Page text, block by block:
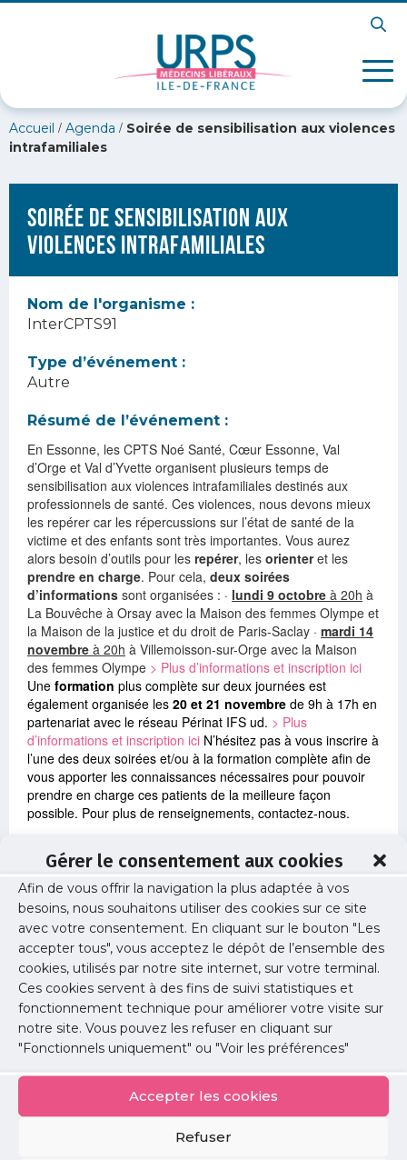
Gérer le consentement aux cookies
Afin de vous offrir la navigation la plus adaptée à vos
besoins, nous souhaitons utiliser des cookies sur ce site
avec votre consentement. En cliquant sur le bouton "Les
accepter tous", vous acceptez le dépôt de l’ensemble des
cookies, utilisés par notre site internet, sur votre terminal.
Ces cookies servent à des fins de suivi statistiques et
fonctionnement technique pour améliorer votre visite sur
notre site. Vous pouvez les refuser en cliquant sur
"Fonctionnels uniquement" ou "Voir les préférences"
Accepter les cookies
Refuser
Accueil / Agenda / Soirée de sensibilisation aux violences
intrafamiliales
Soirée de sensibilisation aux
violences intrafamiliales
Nom de l'organisme :
InterCPTS91
Type d’événement :
Autre
Résumé de l’événement :
En Essonne, les CPTS Noé Santé, Cœur Essonne, Val
d’Orge et Val d’Yvette organisent plusieurs temps de
sensibilisation aux violences intrafamiliales destinés aux
professionnels de santé. Ces violences, nous devons mieux
les repérer car les répercussions sur l’état de santé de la
victime et des enfants sont très importantes. Vous aurez
alors besoin d’outils pour les repérer, les orienteret les
prendre en charge. Pour cela, deux soirées
d’informations sont organisées : · lundi 9 octobre à 20h à
La Bouvêche à Orsay avec la Maison des femmes Olympe et
la Maison de la justice et du droit de Paris-Saclay · mardi 14
novembre à 20h à Villemoisson-sur-Orge avec la Maison
des femmes Olympe > Plus d’informations et inscription ici
Une formation plus complète sur deux journées est
également organisée les 20 et 21 novembre de 9h à 17h en
partenariat avec le réseau Périnat IFS ud. > Plus
d’informations et inscription ici N’hésitez pas à vous inscrire à
l’une des deux soirées et/ou à la formation complète afin de
vous apporter les connaissances nécessaires pour pouvoir
prendre en charge ces patients de la meilleure façon
possible. Pour plus de renseignements, contactez-nous.
Informations
Date :
lundi 09 octobre 2023
Horaire :
20h
Lieu :
Grand salon de la Bouvêche, 71 rue de Paris -
Lien d'inscription :
https://docs.google.com/forms/d/e/1FAIpQLSfjtH5Q7r0oVT2gY-
NPAsNAmawiSuXuP01rn2FRTTwyC5swbw/viewform?